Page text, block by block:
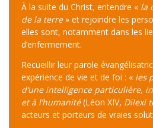
À la suite du Christ, entendre « la
de la terre» et rejoindre les
elles sont, notamment dans les
d’enfermement.
Recueillir leur parole
expérience de vie et de foi : « les
d’une intelligence particulière,
et à l’humanité(Léon XIV, Dilexi
acteurs et porteurs de vraies